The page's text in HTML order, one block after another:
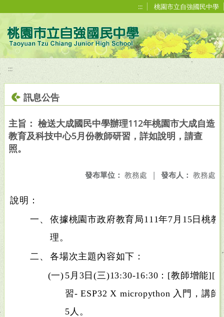
::: 桃園市立自強國民中學
:::
訊息公告
主旨： 檢送大成國民中學辦理112年桃園市大成自造
教育及科技中心5月份教師研習，詳如說明，請查
照。
發布人： 教務處
發布單位： 教務處 |
說明：
一、 依據桃園市政府教育局111年7月15日桃教
理。
二、 各場次主題內容如下：
(一) 5月3日(三)13:30-16:30：[教師增能][
習- ESP32 X micropython 入門，講
5人。